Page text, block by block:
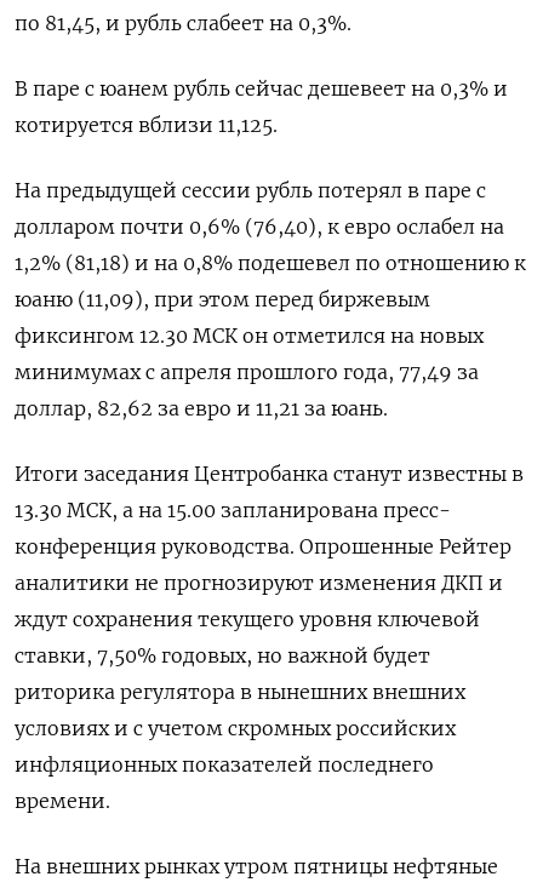
по 81,45, и рубль слабеет на 0,3%.
В паре с юанем рубль сейчас дешевеет на 0,3% и
котируется вблизи 11,125.
На предыдущей сессии рубль потерял в паре с
долларом почти 0,6% (76,40), к евро ослабел на
1,2% (81,18) и на 0,8% подешевел по отношению к
юаню (11,09), при этом перед биржевым
фиксингом 12.30 МСК он отметился на новых
минимумах с апреля прошлого года, 77,49 за
доллар, 82,62 за евро и 11,21 за юань.
Итоги заседания Центробанка станут известны в
13.30 МСК, а на 15.00 запланирована пресс-
конференция руководства. Опрошенные Рейтер
аналитики не прогнозируют изменения ДКП и
ждут сохранения текущего уровня ключевой
ставки, 7,50% годовых, но важной будет
риторика регулятора в нынешних внешних
условиях и с учетом скромных российских
инфляционных показателей последнего
времени.
На внешних рынках утром пятницы нефтяные